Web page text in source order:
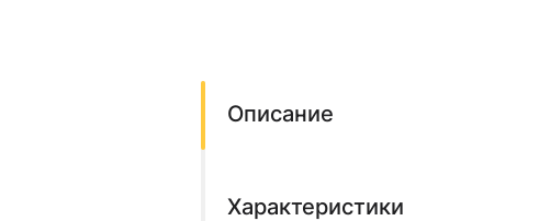
Описание
Характеристики